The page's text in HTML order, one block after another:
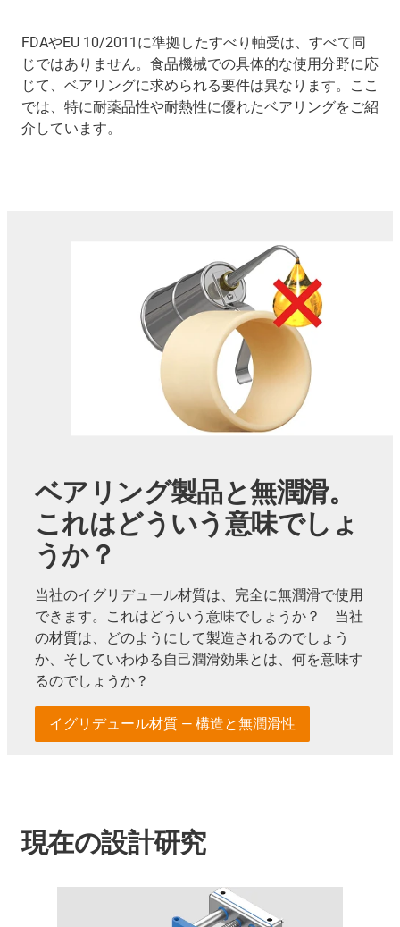
FDAやEU 10/2011に準拠したすべり軸受は、すべて同
じではありません。食品機械での具体的な使用分野に応
じて、ベアリングに求められる要件は異なります。ここ
では、特に耐薬品性や耐熱性に優れたベアリングをご紹
介しています。
ベアリング製品と無潤滑。
これはどういう意味でしょ
うか？
当社のイグリデュール材質は、完全に無潤滑で使用
できます。これはどういう意味でしょうか？ 当社
の材質は、どのようにして製造されるのでしょう
か、そしていわゆる自己潤滑効果とは、何を意味す
るのでしょうか？
イグリデュール材質 ― 構造と無潤滑性
現在の設計研究